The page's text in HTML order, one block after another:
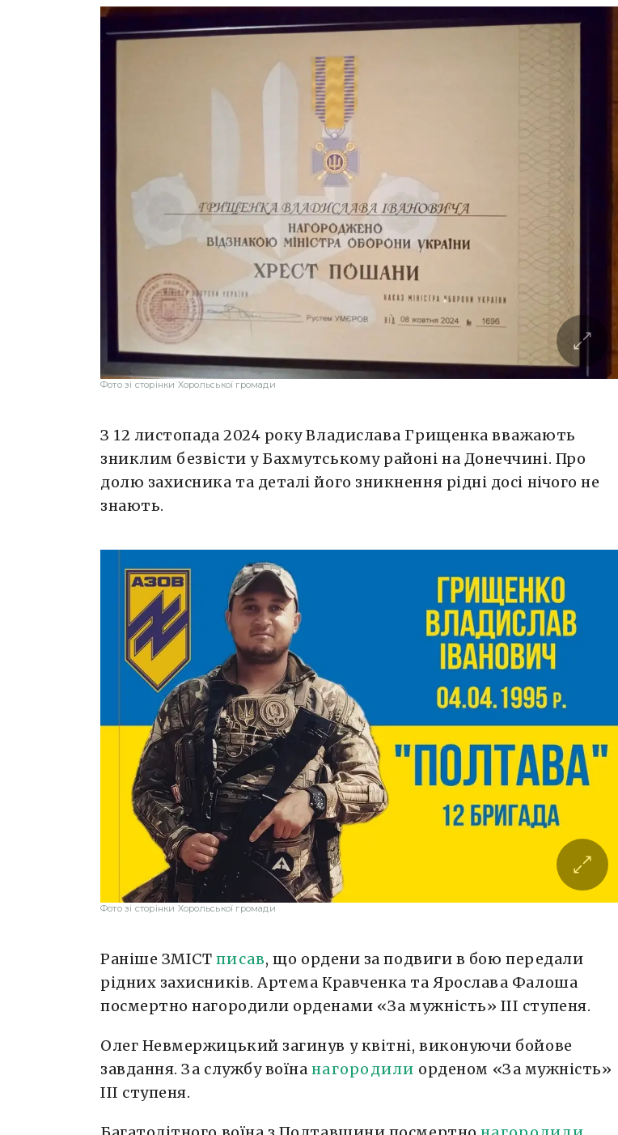
Фото зі сторінки Хорольської громади
З 12 листопада 2024 року Владислава Грищенка вважають
зниклим безвісти у Бахмутському районі на Донеччині. Про
долю захисника та деталі його зникнення рідні досі нічого не
знають.
Фото зі сторінки Хорольської громади
Раніше ЗМІСТписав, що ордени за подвиги в бою передали
рідних захисників. Артема Кравченка та Ярослава Фалоша
посмертно нагородили орденами «За мужність» ІІІ ступеня.
Олег Невмержицький загинув у квітні, виконуючи бойове
завдання. За службу воїнанагородили орденом «За мужність»
ІІІ ступеня.